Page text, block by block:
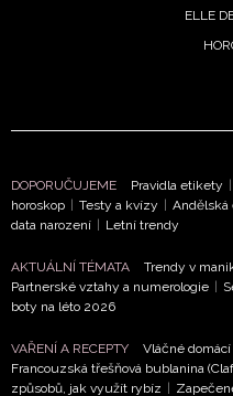
NEWSLETTER
ELLE
DOPORUČUJEME Pravidla etikety
horoskop
Testy a kvízy Andělská
data narození
Letní trendy
AKTUÁLNÍ TÉMATA Trendy v
Partnerské vztahy a numerologie
boty na léto 2026
VAŘENÍ A RECEPTY Vláčné
Francouzská třešňová bublanina
způsobů, jak využít rybíz